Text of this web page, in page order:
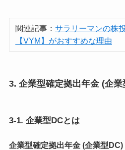
関連記事： サラリーマンの株
【VYM】がおすすめな理由
3. 企業型確定拠出年金 (企業
3-1. 企業型DCとは
企業型確定拠出年金 (企業型